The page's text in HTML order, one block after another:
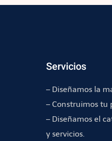
Servicios
– Diseñamos la
– Construimos tu
– Diseñamos el
y servicios.